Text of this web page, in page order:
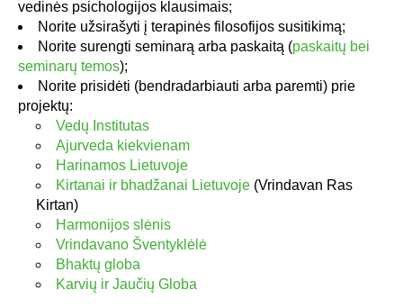
vedinės psichologijos klausimais;
Norite užsirašyti į terapinės filosofijos susitikimą;
Norite surengti seminarą arba paskaitą (paskaitų bei
seminarų temos);
Norite prisidėti (bendradarbiauti arba paremti) prie
projektų:
Vedų Institutas
Ajurveda kiekvienam
Harinamos Lietuvoje
Kirtanai ir bhadžanai Lietuvoje (Vrindavan Ras
Kirtan)
Harmonijos slėnis
Vrindavano Šventyklėlė
Bhaktų globa
Karvių ir Jaučių Globa